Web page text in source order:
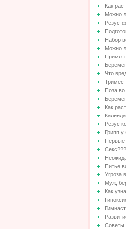
Как
Можно
Резус-
Набор
Можно
Что
Поза во
Как
Резус
Грипп у
Первые
Питье
Угроза
Муж,
Как
Советы